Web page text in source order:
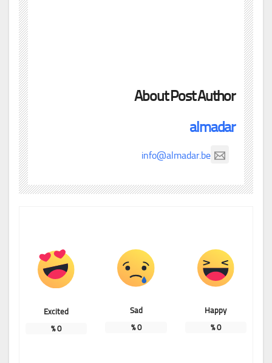
About Post Author
almadar
info@almadar.be
Happy
0
%
Sad
0
%
Excited
0
%